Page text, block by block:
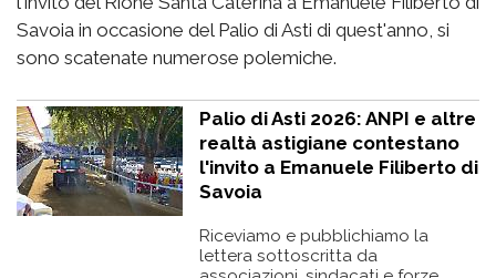
Savoia in occasione del Palio di Asti di quest'anno, si
sono scatenate numerose polemiche.
Palio di Asti 2026: ANPI e altre
realtà astigiane contestano
l'invito a Emanuele Filiberto di
Savoia
Riceviamo e pubblichiamo la
lettera sottoscritta da